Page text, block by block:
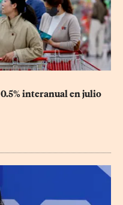
interanual en julio